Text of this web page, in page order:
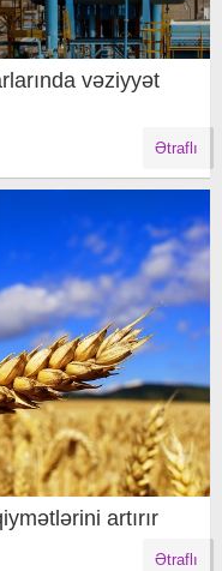
vəziyyət
Ətraflı
artırır
Ətraflı